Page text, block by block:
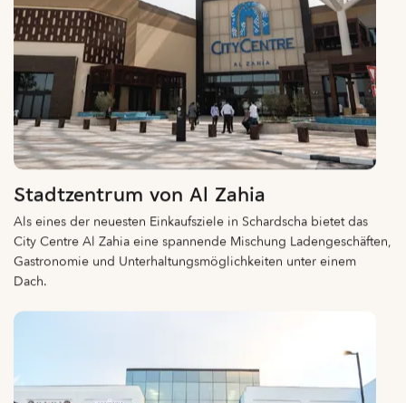
Stadtzentrum von Al Zahia
Als eines der neuesten Einkaufsziele in Schardscha bietet das
City Centre Al Zahia eine spannende Mischung Ladengeschäften,
Gastronomie und Unterhaltungsmöglichkeiten unter einem
Dach.